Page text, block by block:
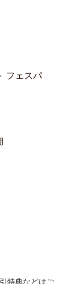
フェスパ
特典などはご